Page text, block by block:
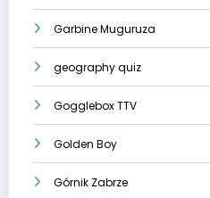
Garbine Muguruza
geography quiz
Gogglebox TTV
Golden Boy
Górnik Zabrze